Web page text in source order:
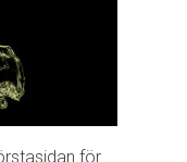
för